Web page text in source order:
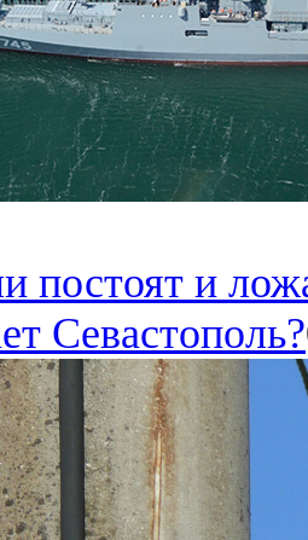
постоят и
Севастополь?